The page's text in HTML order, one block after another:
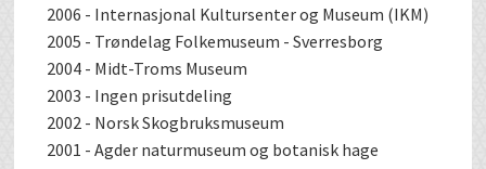
2006 - Internasjonal Kultursenter og Museum (IKM)
2005 - Trøndelag Folkemuseum - Sverresborg
2004 - Midt-Troms Museum
2003 - Ingen prisutdeling
2002 - Norsk Skogbruksmuseum
2001 - Agder naturmuseum og botanisk hage